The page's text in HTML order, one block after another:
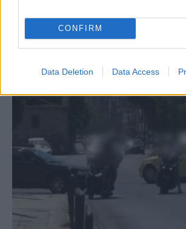
CONFIRM
Data Deletion Data Access
Κρήτη: Τουρίστας ρωτούσε πόσο να
7 ΑΥΓΟΎΣΤΟΥ 2026